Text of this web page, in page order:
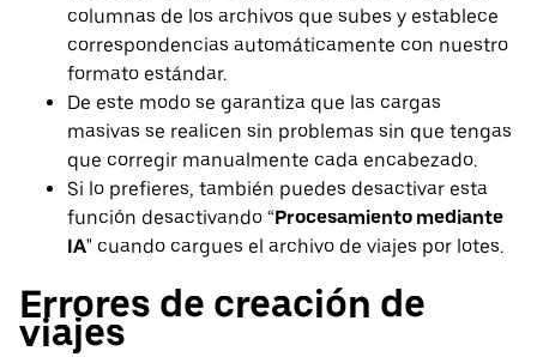
columnas de los archivos que subes y establece
correspondencias automáticamente con nuestro
formato estándar.
De este modo se garantiza que las cargas
masivas se realicen sin problemas sin que tengas
que corregir manualmente cada encabezado.
Si lo prefieres, también puedes desactivar esta
función desactivando “Procesamiento mediante
IA" cuando cargues el archivo de viajes por lotes.
Errores de creación de
viajes